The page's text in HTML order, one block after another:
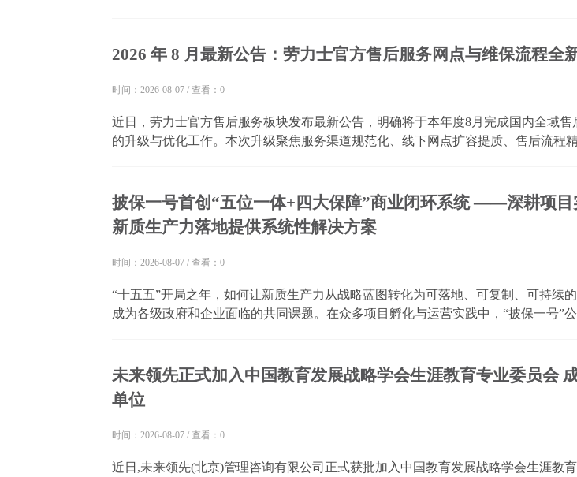
2026 年 8 月最新公告：劳力士官方售后服务网点与维保流程全
时间：2026-08-07 / 查看：0
近日，劳力士官方售后服务板块发布最新公告，明确将于本年度8月完成国内全域售
的升级与优化工作。本次升级聚焦服务渠道规范化、线下网点扩容提质、售后流程
披保一号首创“五位一体+四大保障”商业闭环系统 ——深耕项目
新质生产力落地提供系统性解决方案
时间：2026-08-07 / 查看：0
“十五五”开局之年，如何让新质生产力从战略蓝图转化为可落地、可复制、可持续的
成为各级政府和企业面临的共同课题。在众多项目孵化与运营实践中，“披保一号”
未来领先正式加入中国教育发展战略学会生涯教育专业委员会
单位
时间：2026-08-07 / 查看：0
近日,未来领先(北京)管理咨询有限公司正式获批加入中国教育发展战略学会生涯教